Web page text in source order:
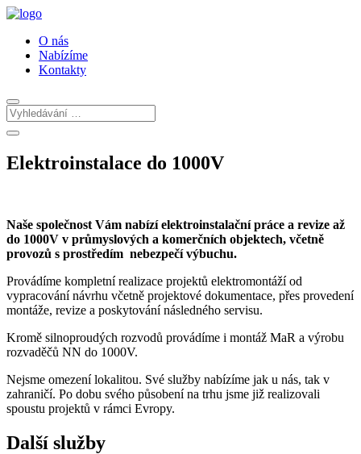
O nás
Nabízíme
Kontakty
Elektroinstalace do 1000V
Naše společnost Vám nabízí elektroinstalační práce a revize až
do 1000V v průmyslových a komerčních objektech, včetně
provozů s prostředím nebezpečí výbuchu.
Provádíme kompletní realizace projektů elektromontáží od
vypracování návrhu včetně projektové dokumentace, přes provedení
montáže, revize a poskytování následného servisu.
Kromě silnoproudých rozvodů provádíme i montáž MaR a výrobu
rozvaděčů NN do 1000V.
Nejsme omezení lokalitou. Své služby nabízíme jak u nás, tak v
zahraničí. Po dobu svého působení na trhu jsme již realizovali
spoustu projektů v rámci Evropy.
Další služby